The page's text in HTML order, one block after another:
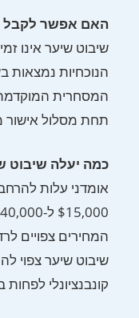
האם אפשר לקבל
הנוכחיות נמצאות
תחת מסלול אישור
כמה יעלה שיבוט
המחירים צפויים
שיבוט שיער צפוי
קונבנציונלי